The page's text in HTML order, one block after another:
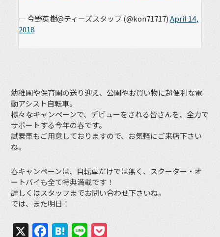
— 今野英樹@ティーズスタッフ (@kon71717)April 14,
2018
幼稚園や保育園の送り迎え、公園やお買い物に超便利な電
動アシスト自転車。
様々なキャンペーンで、デビューをされる皆さんを、全力で
サポートする今年の春です。
試乗車もご用意しておりますので、お気軽にご来店下さい
ね。
春キャンペーンは、自転車だけでは無く、スクーター・オ
ートバイも全て特典満載です！
詳しくはスタッフまでお問い合わせ下さいね。
では、また明日！
X Facebook
Hatena
Line